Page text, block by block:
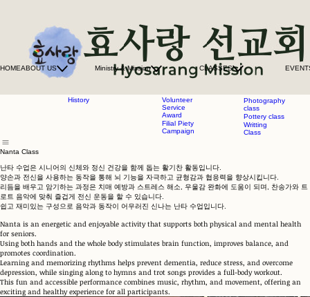
HOMEABOUT US
ABOUT
US
Purpose
and
Intent
Our
History
Ministry & Mission
Mission
Filial Piety
Essay-and
Drawing
Contest
Nursing
Home
Volunteer
Service
Award
Filial Piety
Campaign
CLASSES
Bible
Panorma
Chorus class
Hamonica
Healing
Dance
Photography
class
Pottery class
Writting
Class
Nanta Class
난타 수업은 시니어의 신체와 정신 건강을 함께 돕는 활기찬 활동입니다.
양손과 전신을 사용하는 동작을 통해 뇌 기능을 자극하고 균형감과 협응력을 향상시킵니다.
리듬을 배우고 암기하는 과정은 치매 예방과 스트레스 해소, 우울감 완화에 도움이 되며, 찬송가와 트
로트 음악에 맞춰 즐겁게 전신 운동을 할 수 있습니다.
쉽고 재미있는 구성으로 음악과 동작이 어우러진 신나는 난타 수업입니다.
Nanta is an energetic and enjoyable activity that supports both physical and mental health
for seniors.
Using both hands and the whole body stimulates brain function, improves balance, and
promotes coordination.
Learning and memorizing rhythms helps prevent dementia, reduce stress, and overcome
depression, while singing along to hymns and trot songs provides a full-body workout.
This fun and accessible performance combines music, rhythm, and movement, offering an
exciting and healthy experience for all participants.